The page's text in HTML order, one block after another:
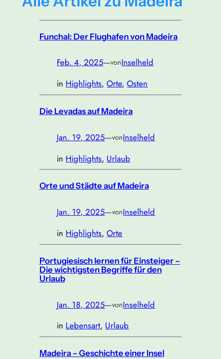
Funchal: Der Flughafen von Madeira
Feb. 4, 2025—vonInselheld
in Highlights, Orte, Osten
Die Levadas auf Madeira
Jan. 19, 2025—vonInselheld
in Highlights, Urlaub
Orte und Städte auf Madeira
Jan. 19, 2025—vonInselheld
in Highlights, Orte
Portugiesisch lernen für Einsteiger –
Die wichtigsten Begriffe für den
Urlaub
Jan. 18, 2025—vonInselheld
in Lebensart, Urlaub
Madeira – Geschichte einer Insel